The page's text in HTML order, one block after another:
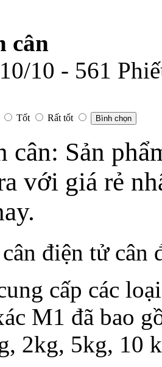
cân
10/10 - 561
Tốt Rất tốt Bình chọn
cân: Sản
với giá rẻ
điện tử
cấp các
M1 đã bao
2kg, 5kg, 10